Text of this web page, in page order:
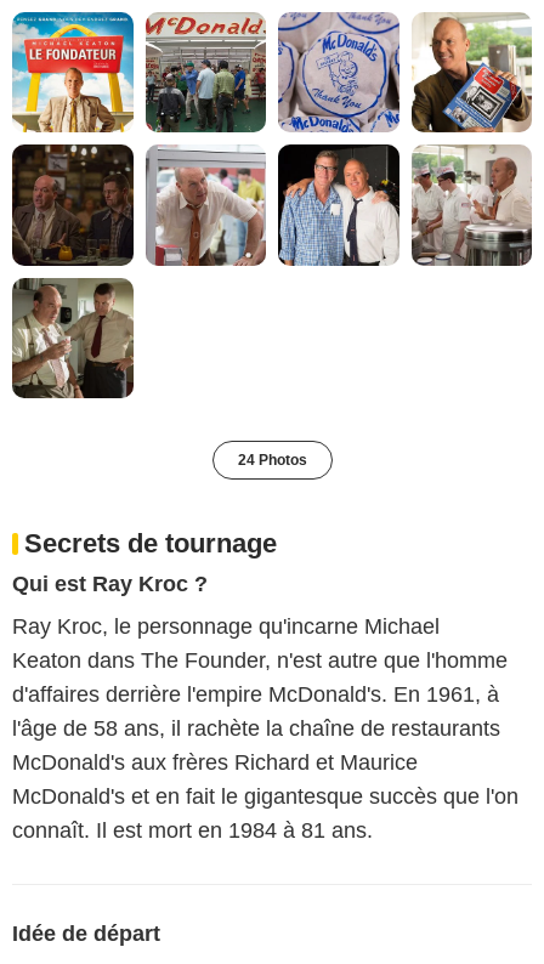
24 Photos
Secrets de tournage
Qui est Ray Kroc ?
Ray Kroc, le personnage qu'incarne Michael
Keaton dans The Founder, n'est autre que l'homme
d'affaires derrière l'empire McDonald's. En 1961, à
l'âge de 58 ans, il rachète la chaîne de restaurants
McDonald's aux frères Richard et Maurice
McDonald's et en fait le gigantesque succès que l'on
connaît. Il est mort en 1984 à 81 ans.
Idée de départ